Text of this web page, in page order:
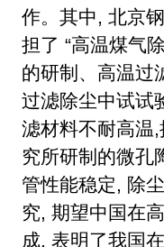
作。其中, 北京
担了 “高温煤气
的研制、高温过
过滤除尘中试试
滤材料不耐高温
究所研制的微孔
管性能稳定, 除
究, 期望中国在
成, 表明了我国